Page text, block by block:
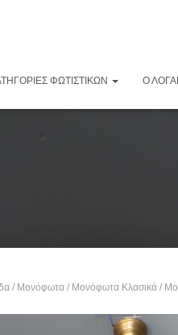
ΦΩΤΙΣΤΙΚΏΝ Ο
/ Μονόφωτα / Μονόφωτα Κλασικά /